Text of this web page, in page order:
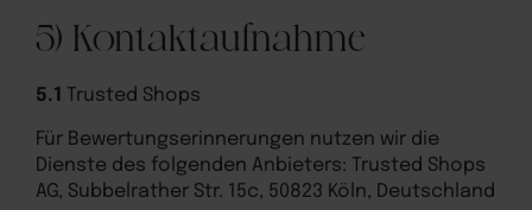
5) Kontaktaufnahme
5.1 Trusted Shops
Für Bewertungserinnerungen nutzen wir die
Dienste des folgenden Anbieters: Trusted Shops
AG, Subbelrather Str. 15c, 50823 Köln, Deutschland